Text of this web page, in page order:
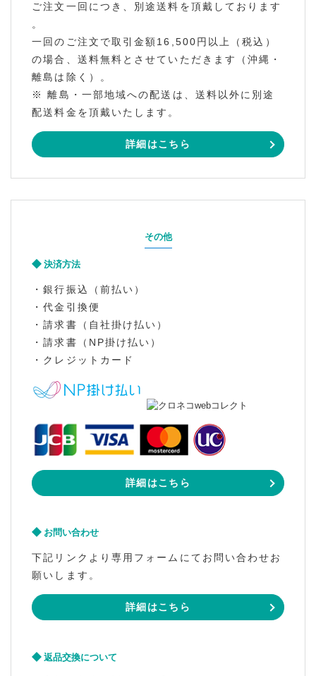
ご注文一回につき、別途送料を頂戴しております
。
一回のご注文で取引金額16,500円以上（税込）
の場合、送料無料とさせていただきます（沖縄・
離島は除く）。
※ 離島・一部地域への配送は、送料以外に別途
配送料金を頂戴いたします。
詳細はこちら
その他
決済方法
・銀行振込（前払い）
・代金引換便
・請求書（自社掛け払い）
・請求書（NP掛け払い）
・クレジットカード
詳細はこちら
お問い合わせ
下記リンクより専用フォームにてお問い合わせお
願いします。
詳細はこちら
返品交換について